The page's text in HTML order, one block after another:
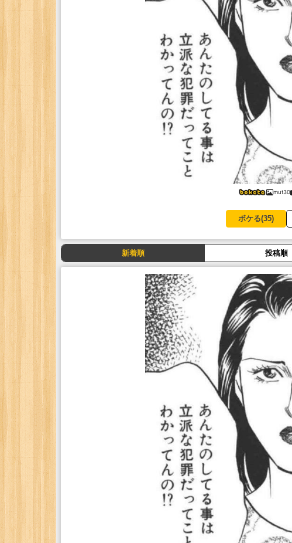
mut30
ボケる(35)
新着順 投稿順